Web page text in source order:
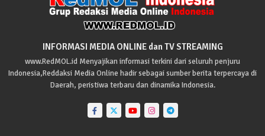
INFORMASI MEDIA ONLINE dan TV STREAMING
www.RedMOL.id Menyajikan informasi terkini dari seluruh penjuru
Indonesia,Reddaksi Media Online hadir sebagai sumber berita terpercaya di
Daerah, peristiwa terbaru dan dinamika Indonesia.